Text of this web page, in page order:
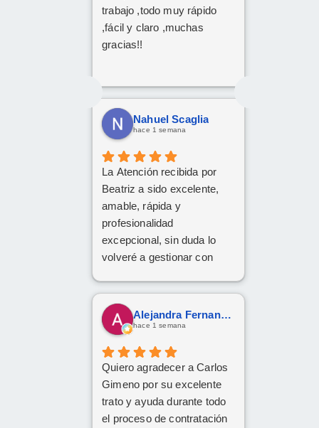
trabajo ,todo muy rápido
,fácil y claro ,muchas
gracias!!
Nahuel Scaglia
hace 1 semana
La Atención recibida por
Beatriz a sido excelente,
amable, rápida y
profesionalidad
excepcional, sin duda lo
volveré a gestionar con
contrataciones.
Alejandra Fernandez
hace 1 semana
Quiero agradecer a Carlos
Gimeno por su excelente
trato y ayuda durante todo
el proceso de contratación